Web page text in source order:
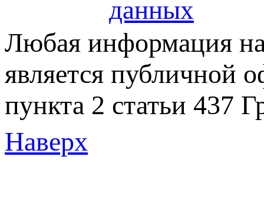
данных
Любая информация на
является публичной
пункта 2 статьи 437
Наверх